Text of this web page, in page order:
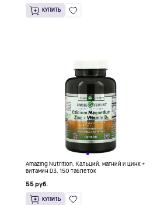
КУПИТЬ
Amazing Nutrition, Кальций, магний и цинк +
витамин D3, 150 таблеток
55 руб.
КУПИТЬ